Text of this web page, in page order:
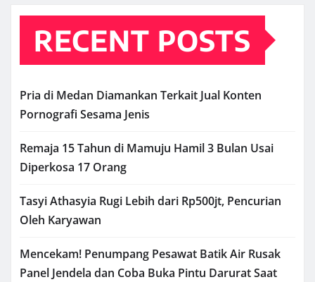
RECENT POSTS
Pria di Medan Diamankan Terkait Jual Konten
Pornografi Sesama Jenis
Remaja 15 Tahun di Mamuju Hamil 3 Bulan Usai
Diperkosa 17 Orang
Tasyi Athasyia Rugi Lebih dari Rp500jt, Pencurian
Oleh Karyawan
Mencekam! Penumpang Pesawat Batik Air Rusak
Panel Jendela dan Coba Buka Pintu Darurat Saat